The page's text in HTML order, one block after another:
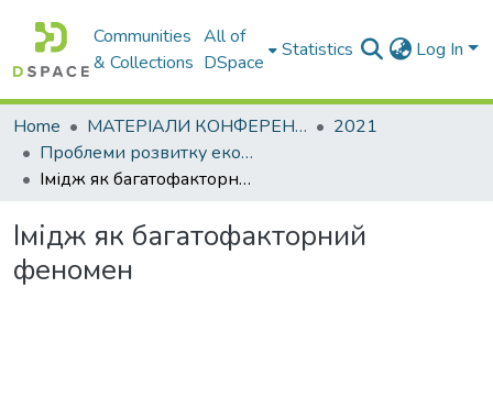
Communities
& Collections
All of
DSpace
Statistics Log In
Home МАТЕРІАЛИ КОНФЕРЕНЦІЙ
2021
Проблеми розвитку економіки підприємства: погляд молоді
Імідж як багатофакторний феномен
Імідж як багатофакторний
феномен